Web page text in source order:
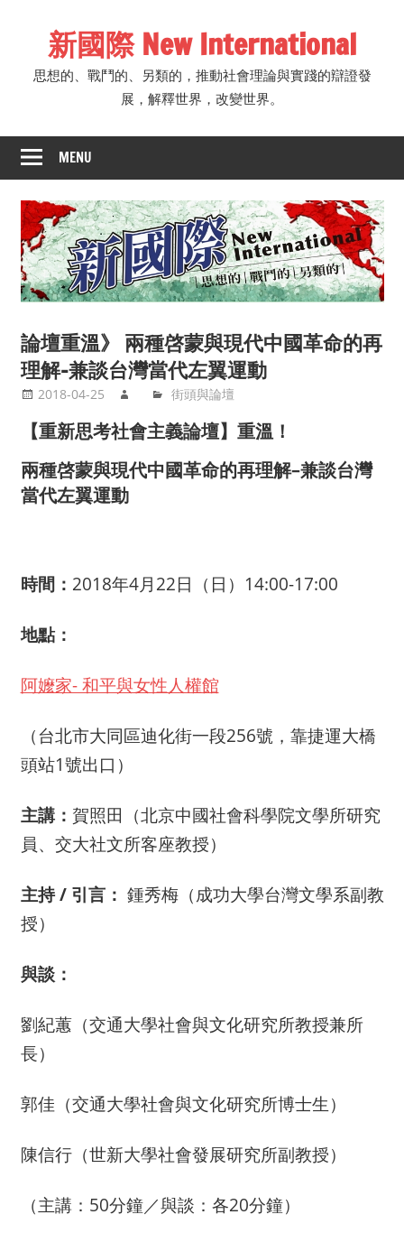
新國際 New International
思想的、戰鬥的、另類的，推動社會理論與實踐的辯證發
展，解釋世界，改變世界。
MENU
論壇重溫》 兩種啓蒙與現代中國革命的再
理解–兼談台灣當代左翼運動
2018-04-25 街頭與論壇
【重新思考社會主義論壇】重溫！
兩種啓蒙與現代中國革命的再理解–兼談台灣
當代左翼運動
時間： 2018年4月22日（日）14:00-17:00
地點：
阿嬤家- 和平與女性人權館
（台北市大同區迪化街一段256號，靠捷運大橋
頭站1號出口）
主講： 賀照田（北京中國社會科學院文學所研究
員、交大社文所客座教授）
主持 / 引言： 鍾秀梅（成功大學台灣文學系副教
授）
與談：
劉紀蕙（交通大學社會與文化研究所教授兼所
長）
郭佳（交通大學社會與文化研究所博士生）
陳信行（世新大學社會發展研究所副教授）
（主講：50分鐘／與談：各20分鐘）